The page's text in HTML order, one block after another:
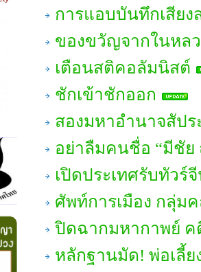
การแอบบันทึกเสีย
ของขวัญจากในหล
เตือนสติคอลัมนิสต์
ชักเข้าชักออก
สองมหาอำนาจสัปร
อย่าลืมคนชื่อ “มีชัย
เปิดประเทศรับทัวร์
ศัพท์การเมือง กลุ่ม
ปิดฉากมหากาพย์ ค
หลักฐานมัด! พ่อเลี้ย